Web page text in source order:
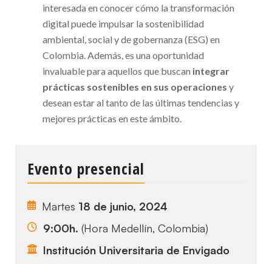
interesada en conocer cómo la transformación
digital puede impulsar la sostenibilidad
ambiental, social y de gobernanza (ESG) en
Colombia. Además, es una oportunidad
invaluable para aquellos que buscan integrar
prácticas sostenibles en sus operacionesy
desean estar al tanto de las últimas tendencias y
mejores prácticas en este ámbito.
Evento presencial
Martes 18 de junio, 2024
9:00h. (Hora Medellín, Colombia)
Institución Universitaria de Envigado